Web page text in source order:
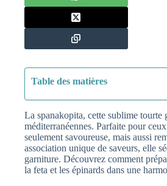
Table des matières
La spanakopita, cette sublime tourte
méditerranéennes. Parfaite pour
seulement savoureuse, mais aussi
association unique de saveurs, elle
garniture. Découvrez comment
la feta et les épinards dans une